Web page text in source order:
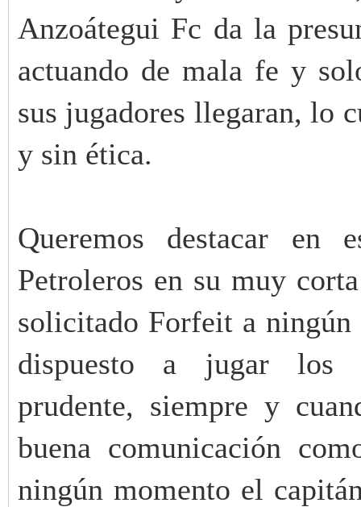
Anzoátegui Fc da la
actuando de mala fe y
sus jugadores llegaran, lo
y sin ética.
Queremos destacar en
Petroleros en su muy
solicitado Forfeit a ningún
dispuesto a jugar los
prudente, siempre y
buena comunicación
ningún momento el